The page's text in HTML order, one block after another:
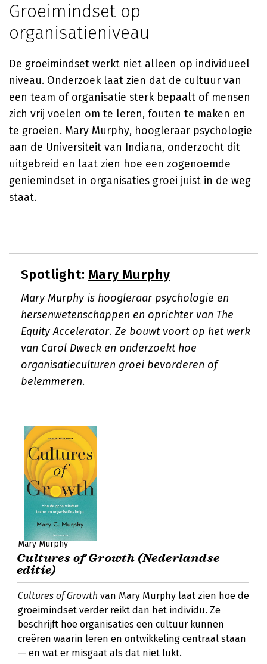
Groeimindset op
organisatieniveau
De groeimindset werkt niet alleen op individueel
niveau. Onderzoek laat zien dat de cultuur van
een team of organisatie sterk bepaalt of mensen
zich vrij voelen om te leren, fouten te maken en
te groeien. Mary Murphy, hoogleraar psychologie
aan de Universiteit van Indiana, onderzocht dit
uitgebreid en laat zien hoe een zogenoemde
geniemindset in organisaties groei juist in de weg
staat.
Spotlight: Mary Murphy
Mary Murphy is hoogleraar psychologie en
hersenwetenschappen en oprichter van The
Equity Accelerator. Ze bouwt voort op het werk
van Carol Dweck en onderzoekt hoe
organisatieculturen groei bevorderen of
belemmeren.
Mary Murphy
Cultures of Growth (Nederlandse
editie)
Cultures of Growth van Mary Murphy laat zien hoe de
groeimindset verder reikt dan het individu. Ze
beschrijft hoe organisaties een cultuur kunnen
creëren waarin leren en ontwikkeling centraal staan
— en wat er misgaat als dat niet lukt.